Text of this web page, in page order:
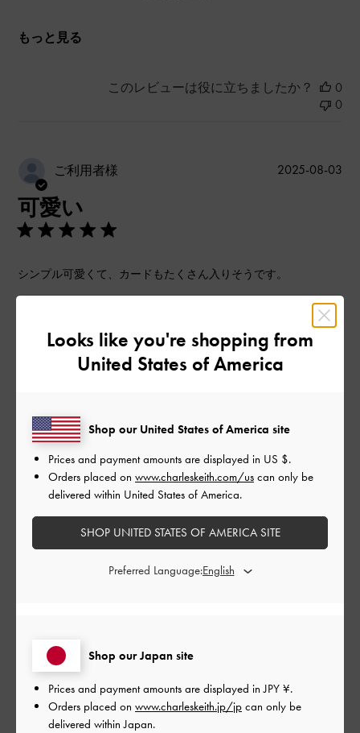
もっと見る
このレビューは役に立ちましたか？
0
0
ご利用者様
可愛い
シンプル可愛くて、カードもたくさん入りそうです。
デザイン
とてもよかった
とてもよかった
もっと見る
公
2025-08-03
このレビューは役に立ちましたか？
コンパクトで使いやすい
現金を使うことは少ないですが、少しの現金であれば入りま
Looks like you're shopping from
United States of America
Shop our Japan site
Prices and payment amounts are displayed inJPY ¥.
Orders placed on www.charleskeith.jp/jp can only be
delivered within Japan.
Shop our United States of America site
Prices and payment amounts are displayed in US $.
Orders placed on www.charleskeith.com/us can only be
delivered within United States of America.
SHOP UNITED STATES OF AMERICA SITE
Preferred Language: